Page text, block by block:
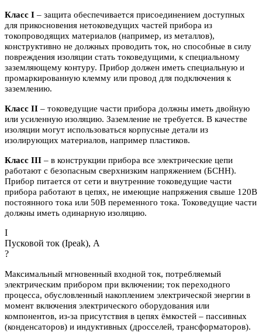
Класс I – защита обеспечивается присоединением доступных
для прикосновения нетоковедущих частей прибора из
токопроводящих материалов (например, из металлов),
конструктивно не должных проводить ток, но способные в силу
повреждения изоляции стать токоведущими, к специальному
заземляющему контуру. Прибор должен иметь специальную и
промаркированную клемму или провод для подключения к
заземлению.
Класс II – токоведущие части прибора должны иметь двойную
или усиленную изоляцию. Заземление не требуется. В качестве
изоляции могут использоваться корпусные детали из
изолирующих материалов, например пластиков.
Класс III – в конструкции прибора все электрические цепи
работают с безопасным сверхнизким напряжением (БСНН).
Прибор питается от сети и внутренние токоведущие части
прибора работают в цепях, не имеющие напряжения свыше 120В
постоянного тока или 50В переменного тока. Токоведущие части
должны иметь одинарную изоляцию.
I
Пусковой ток (Ipeak), A
?
Максимальный мгновенный входной ток, потребляемый
электрическим прибором при включении; ток переходного
процесса, обусловленный накоплением электрической энергии в
момент включения электрического оборудования или
компонентов, из-за присутствия в цепях ёмкостей – пассивных
(конденсаторов) и индуктивных (дросселей, трансформаторов).